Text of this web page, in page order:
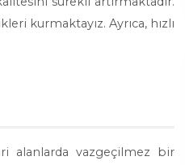
kurmaktayız. Ayrıca, hızlı
alanlarda vazgeçilmez bir